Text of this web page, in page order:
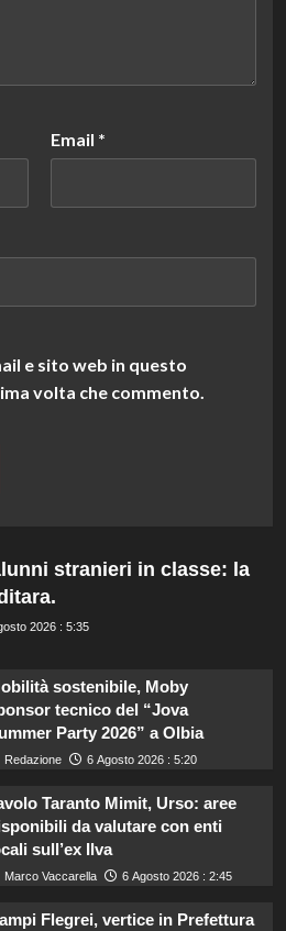
Email *
e sito web in questo
volta che commento.
stranieri in classe: la
2026 : 5:35
sostenibile, Moby
tecnico del “Jova
Party 2026” a Olbia
Redazione 6 Agosto 2026 : 5:20
Taranto Mimit, Urso: aree
da valutare con enti
sull’ex Ilva
Marco Vaccarella 6 Agosto 2026 : 2:45
Flegrei, vertice in Prefettura